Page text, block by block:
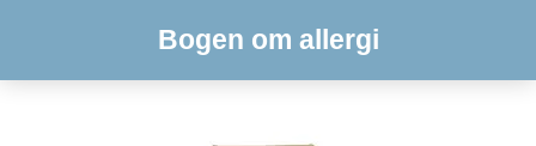
Bogen om allergi